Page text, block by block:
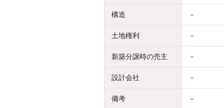
構造 －
土地権利 －
新築分譲時の売主 －
設計会社 －
備考 －